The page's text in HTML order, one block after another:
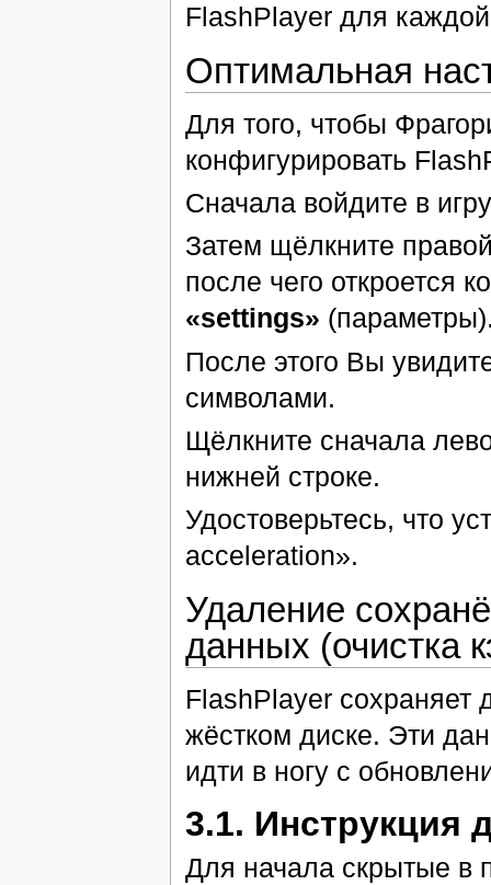
FlashPlayer для
Оптимальная
Для того, чтобы
конфигурировать
Сначала войдите в
Затем щёлкните
после чего откроется
«settings»
После этого Вы
символами.
Щёлкните сначала
нижней строке.
Удостоверьтесь, что
acceleration».
Удаление
данных (очистка
FlashPlayer сохраняет
жёстком диске. Эти
идти в ногу с
3.1. Инструкция
Для начала скрытые в